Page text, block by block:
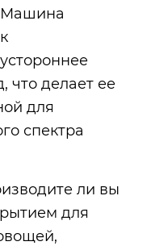
Машина
что делает ее
для
спектра
ли вы
для